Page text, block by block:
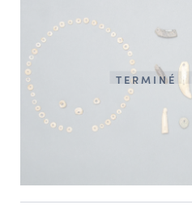
TERMINÉ